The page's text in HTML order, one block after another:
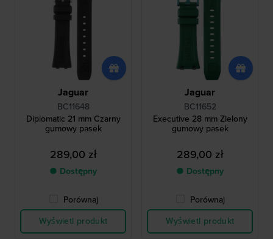
Jaguar
BC11648
Diplomatic 21 mm Czarny
gumowy pasek
289,00 zł
● Dostępny
Porównaj
Wyświetl produkt
Jaguar
BC11652
Executive 28 mm Zielony
gumowy pasek
289,00 zł
● Dostępny
Porównaj
Wyświetl produkt